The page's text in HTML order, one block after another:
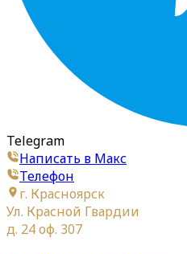
Telegram
Написать в Макс
Телефон
г. Красноярск
Ул. Красной Гвардии
д. 24 оф. 307